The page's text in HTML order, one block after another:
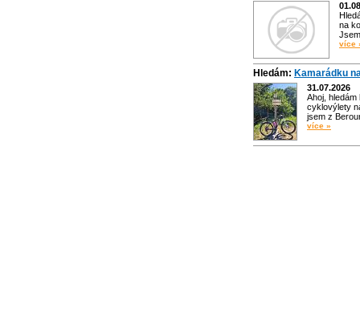
na
více
Hledám: Kamarádku
31.07.2026
Ahoj,
cyklovýlety
jsem z
více »